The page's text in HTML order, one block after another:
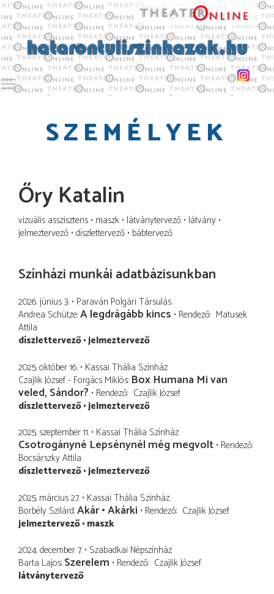
Toggle main menu visibility
SZEMÉLYEK
Őry Katalin
vizuális asszisztens maszk látványtervező látvány
jelmeztervező díszlettervező bábtervező
Színházi munkái adatbázisunkban
2026. június 3. Paraván Polgári Társulás
Andrea Schütze A legdrágább kincs Rendező Matusek
Attila
díszlettervező jelmeztervező
2025. október 16. Kassai Thália Színház
Czajlik József - Forgács Miklós Box Humana Mi van
veled, Sándor? Rendező Czajlik József
díszlettervező jelmeztervező
2025. szeptember 11. Kassai Thália Színház
Csotrogányné Lepsénynél még megvolt Rendező
Bocsárszky Attila
díszlettervező jelmeztervező
2025. március 27. Kassai Thália Színház
Borbély Szilárd Akár • Akárki Rendező Czajlik József
jelmeztervező maszk
2024. december 7. Szabadkai Népszínház
Barta Lajos Szerelem Rendező Czajlik József
látványtervező